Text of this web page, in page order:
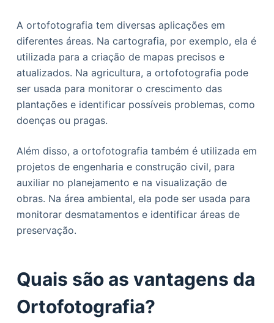
A ortofotografia tem diversas aplicações em
diferentes áreas. Na cartografia, por exemplo, ela é
utilizada para a criação de mapas precisos e
atualizados. Na agricultura, a ortofotografia pode
ser usada para monitorar o crescimento das
plantações e identificar possíveis problemas, como
doenças ou pragas.
Além disso, a ortofotografia também é utilizada em
projetos de engenharia e construção civil, para
auxiliar no planejamento e na visualização de
obras. Na área ambiental, ela pode ser usada para
monitorar desmatamentos e identificar áreas de
preservação.
Quais são as vantagens da
Ortofotografia?